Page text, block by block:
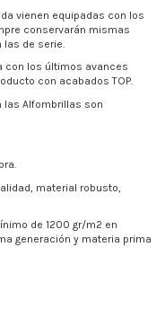
vienen equipadas con los
conservarán mismas
de serie.
con los últimos avances
con acabados TOP.
las Alfombrillas son
material robusto,
de 1200 gr/m2 en
generación y materia prima